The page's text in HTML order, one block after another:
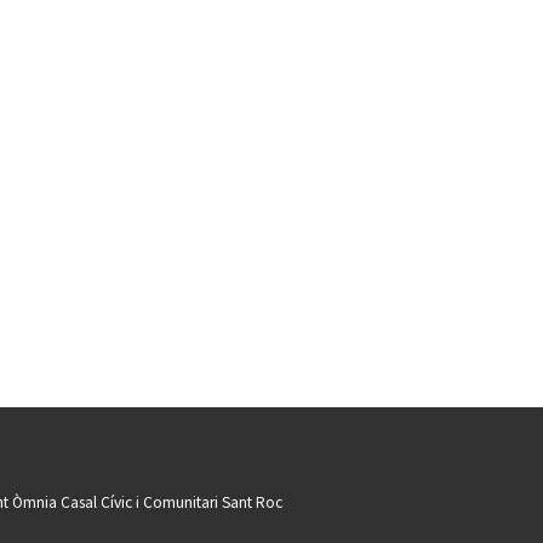
Òmnia Casal Cívic i Comunitari Sant Roc